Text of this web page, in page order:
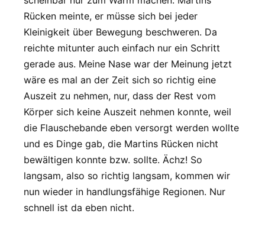
Rücken meinte, er müsse sich bei jeder
Kleinigkeit über Bewegung beschweren. Da
reichte mitunter auch einfach nur ein Schritt
gerade aus. Meine Nase war der Meinung jetzt
wäre es mal an der Zeit sich so richtig eine
Auszeit zu nehmen, nur, dass der Rest vom
Körper sich keine Auszeit nehmen konnte, weil
die Flauschebande eben versorgt werden wollte
und es Dinge gab, die Martins Rücken nicht
bewältigen konnte bzw. sollte. Ächz! So
langsam, also so richtig langsam, kommen wir
nun wieder in handlungsfähige Regionen. Nur
schnell ist da eben nicht.